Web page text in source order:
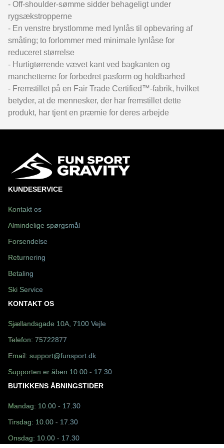
- Off-shoulder-sømme sidder behageligt under
rygsækstropperne
- En venstre brystlomme med lynlås til opbevaring af
småting; to forlommer med minimale lynlåse for
reduceret størrelse
- Hurtigtørrende vævet kant ved bagkanten og
manchetterne for forbedret pasform og holdbarhed
- Fremstillet på en Fair Trade Certified™-fabrik, hvilket
betyder, at de mennesker, der har fremstillet dette
produkt, har tjent en præmie for deres arbejde
KUNDESERVICE
Kontakt os
Almindelige spørgsmål
Forsendelse
Returnering
Betaling
Ski Service
KONTAKT OS
Sjællandsgade 10A, 7100 Vejle
Telefon: 75722877
Email: support@funsport.dk
Supporten er åben 10.00 - 17.30
BUTIKKENS ÅBNINGSTIDER
Mandag: 10.00 - 17.30
Tirsdag: 10.00 - 17.30
Onsdag: 10.00 - 17.30